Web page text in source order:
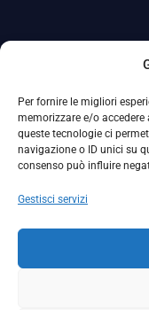
Per fornire le migliori
memorizzare e/o
queste tecnologie ci
navigazione o ID unici su
consenso può influire
Gestisci servizi
La Società ha nominato il Responsabile
adottate
La Società ha inoltre